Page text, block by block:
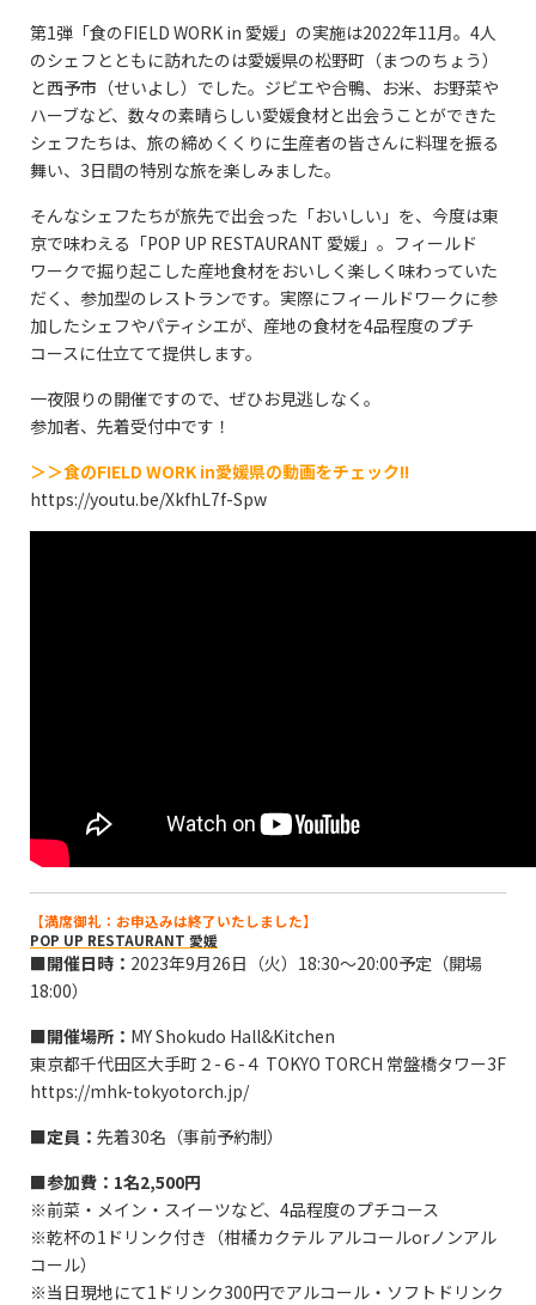
第1弾「食のFIELD WORK in 愛媛」の実施は2022年11月。4人
のシェフとともに訪れたのは愛媛県の松野町（まつのちょう）
と西予市（せいよし）でした。ジビエや合鴨、お米、お野菜や
ハーブなど、数々の素晴らしい愛媛食材と出会うことができた
シェフたちは、旅の締めくくりに生産者の皆さんに料理を振る
舞い、3日間の特別な旅を楽しみました。
そんなシェフたちが旅先で出会った「おいしい」を、今度は東
京で味わえる「POP UP RESTAURANT 愛媛」。フィールド
ワークで掘り起こした産地食材をおいしく楽しく味わっていた
だく、参加型のレストランです。実際にフィールドワークに参
加したシェフやパティシエが、産地の食材を4品程度のプチ
コースに仕立てて提供します。
一夜限りの開催ですので、ぜひお見逃しなく。
参加者、先着受付中です！
＞＞食のFIELD WORK in愛媛県の動画をチェック!!
https://youtu.be/XkfhL7f-Spw
【満席御礼：お申込みは終了いたしました】
POP UP RESTAURANT 愛媛
■開催日時： 2023年9月26日（火）18:30〜20:00予定（開場
18:00）
■開催場所： MY Shokudo Hall&Kitchen
東京都千代田区大手町２-６-４ TOKYO TORCH 常盤橋タワー3F
https://mhk-tokyotorch.jp/
■定員： 先着30名（事前予約制）
■参加費： 1名2,500円
※前菜・メイン・スイーツなど、4品程度のプチコース
※乾杯の1ドリンク付き（柑橘カクテル アルコールorノンアル
コール）
※当日現地にて1ドリンク300円でアルコール・ソフトドリンク